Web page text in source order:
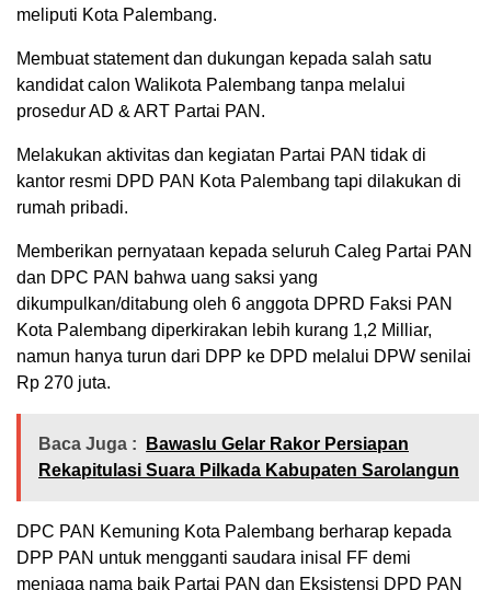
meliputi Kota Palembang.
Membuat statement dan dukungan kepada salah satu
kandidat calon Walikota Palembang tanpa melalui
prosedur AD & ART Partai PAN.
Melakukan aktivitas dan kegiatan Partai PAN tidak di
kantor resmi DPD PAN Kota Palembang tapi dilakukan di
rumah pribadi.
Memberikan pernyataan kepada seluruh Caleg Partai PAN
dan DPC PAN bahwa uang saksi yang
dikumpulkan/ditabung oleh 6 anggota DPRD Faksi PAN
Kota Palembang diperkirakan lebih kurang 1,2 Milliar,
namun hanya turun dari DPP ke DPD melalui DPW senilai
Rp 270 juta.
Baca Juga :
Bawaslu Gelar Rakor Persiapan
Rekapitulasi Suara Pilkada Kabupaten Sarolangun
DPC PAN Kemuning Kota Palembang berharap kepada
DPP PAN untuk mengganti saudara inisal FF demi
menjaga nama baik Partai PAN dan Eksistensi DPD PAN